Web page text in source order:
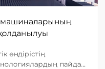
машиналарының
өндірістің
пайда